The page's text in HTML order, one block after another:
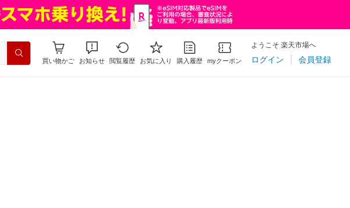
買い物かご お知らせ 閲覧履歴 お気に入り 購入履歴 myクーポン
ようこそ 楽天市場へ
ログイン 会員登録